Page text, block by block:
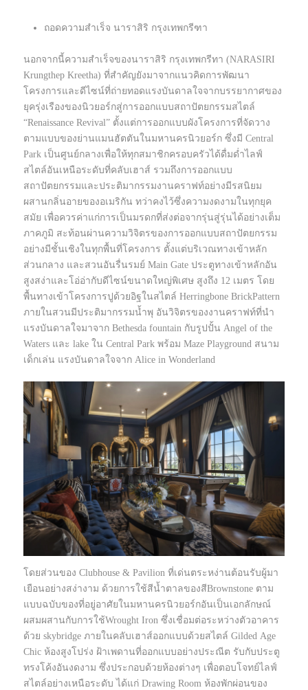
ถอดความสำเร็จ นาราสิริ กรุงเทพกรีฑา
นอกจากนี้ความสำเร็จของนาราสิริ กรุงเทพกรีทา (NARASIRI
Krungthep Kreetha) ที่สำคัญยังมาจากแนวคิดการพัฒนา
โครงการและดีไซน์ที่ถ่ายทอดแรงบันดาลใจจากบรรยากาศของ
ยุครุ่งเรืองของนิวยอร์กสู่การออกแบบสถาปัตยกรรมสไตล์
“Renaissance Revival” ตั้งแต่การออกแบบผังโครงการที่จัดวาง
ตามแบบของย่านแมนฮัตตันในมหานครนิวยอร์ก ซึ่งมี Central
Park เป็นศูนย์กลางเพื่อให้ทุกสมาชิกครอบครัวได้ดื่มด่ำไลฟ์
สไตล์อันเหนือระดับที่คลับเฮาส์ รวมถึงการออกแบบ
สถาปัตยกรรมและประติมากรรมงานคราฟท์อย่างมีรสนิยม
ผสานกลิ่นอายของอเมริกัน ทว่าคงไว้ซึ่งความงดงามในทุกยุค
สมัย เพื่อควรค่าแก่การเป็นมรดกที่ส่งต่อจากรุ่นสู่รุ่นได้อย่างเต็ม
ภาคภูมิ สะท้อนผ่านความวิจิตรของการออกแบบสถาปัตยกรรม
อย่างมีชั้นเชิงในทุกพื้นที่โครงการ ตั้งแต่บริเวณทางเข้าหลัก
ส่วนกลาง และสวนอันรื่นรมย์ Main Gate ประตูทางเข้าหลักอัน
สูงสง่าและโอ่อ่ากับดีไซน์ขนาดใหญ่พิเศษ สูงถึง 12 เมตร โดย
พื้นทางเข้าโครงการปูด้วยอิฐในสไตล์ Herringbone BrickPattern
ภายในสวนมีประติมากรรมน้ำพุ อันวิจิตรของงานคราฟท์ที่นำ
แรงบันดาลใจมาจาก Bethesda fountain กับรูปปั้น Angel of the
Waters และ lake ใน Central Park พร้อม Maze Playground สนาม
เด็กเล่น แรงบันดาลใจจาก Alice in Wonderland
โดยส่วนของ Clubhouse & Pavilion ที่เด่นตระหง่านต้อนรับผู้มา
เยือนอย่างสง่างาม ด้วยการใช้สีน้ำตาลของสีBrownstone ตาม
แบบฉบับของที่อยู่อาศัยในมหานครนิวยอร์กอันเป็นเอกลักษณ์
ผสมผสานกับการใช้Wrought Iron ซึ่งเชื่อมต่อระหว่างตัวอาคาร
ด้วย skybridge ภายในคลับเฮาส์ออกแบบด้วยสไตล์ Gilded Age
Chic ห้องสูงโปร่ง ฝ้าเพดานที่ออกแบบอย่างประณีต รับกับประตู
ทรงโค้งอันงดงาม ซึ่งประกอบด้วยห้องต่างๆ เพื่อตอบโจทย์ไลฟ์
สไตล์อย่างเหนือระดับ ได้แก่ Drawing Room ห้องพักผ่อนของ